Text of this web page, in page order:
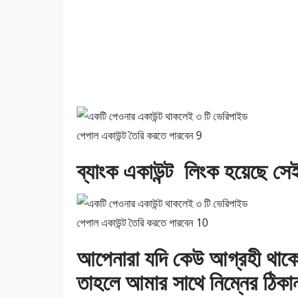
ব্যাংক একাউন্ট লিংক হয়েছে
আপেনারা যদি কেউ আগ্রহী
তাহলে আমার সাথে নিম্নের